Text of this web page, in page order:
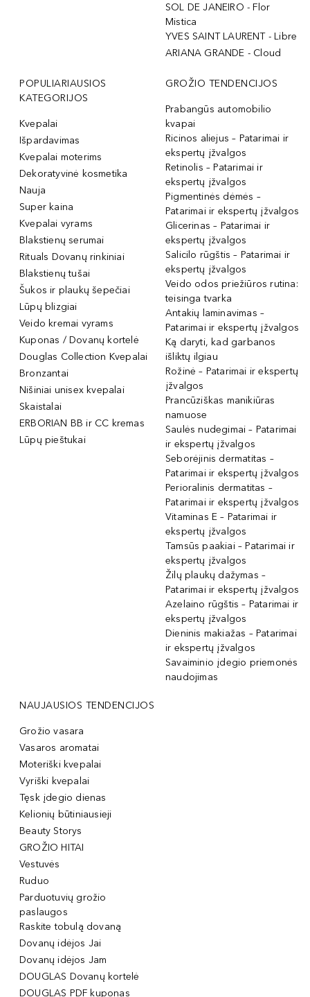
SOL DE JANEIRO - Flor
Mistica
YVES SAINT LAURENT - Libre
ARIANA GRANDE - Cloud
POPULIARIAUSIOS
KATEGORIJOS
Kvepalai
Išpardavimas
Kvepalai moterims
Dekoratyvinė kosmetika
Nauja
Super kaina
Kvepalai vyrams
Blakstienų serumai
Rituals Dovanų rinkiniai
Blakstienų tušai
Šukos ir plaukų šepečiai
Lūpų blizgiai
Veido kremai vyrams
Kuponas / Dovanų kortelė
Douglas Collection Kvepalai
Bronzantai
Nišiniai unisex kvepalai
Skaistalai
ERBORIAN BB ir CC kremas
Lūpų pieštukai
GROŽIO TENDENCIJOS
Prabangūs automobilio
kvapai
Ricinos aliejus – Patarimai ir
ekspertų įžvalgos
Retinolis – Patarimai ir
ekspertų įžvalgos
Pigmentinės dėmės –
Patarimai ir ekspertų įžvalgos
Glicerinas – Patarimai ir
ekspertų įžvalgos
Salicilo rūgštis – Patarimai ir
ekspertų įžvalgos
Veido odos priežiūros rutina:
teisinga tvarka
Antakių laminavimas –
Patarimai ir ekspertų įžvalgos
Ką daryti, kad garbanos
išliktų ilgiau
Rožinė – Patarimai ir ekspertų
įžvalgos
Prancūziškas manikiūras
namuose
Saulės nudegimai – Patarimai
ir ekspertų įžvalgos
Seborėjinis dermatitas –
Patarimai ir ekspertų įžvalgos
Perioralinis dermatitas –
Patarimai ir ekspertų įžvalgos
Vitaminas E – Patarimai ir
ekspertų įžvalgos
Tamsūs paakiai – Patarimai ir
ekspertų įžvalgos
Žilų plaukų dažymas –
Patarimai ir ekspertų įžvalgos
Azelaino rūgštis – Patarimai ir
ekspertų įžvalgos
Dieninis makiažas – Patarimai
ir ekspertų įžvalgos
Savaiminio įdegio priemonės
naudojimas
NAUJAUSIOS TENDENCIJOS
Grožio vasara
Vasaros aromatai
Moteriški kvepalai
Vyriški kvepalai
Tęsk įdegio dienas
Kelionių būtiniausieji
Beauty Storys
GROŽIO HITAI
Vestuvės
Ruduo
Parduotuvių grožio
paslaugos
Raskite tobulą dovaną
Dovanų idėjos Jai
Dovanų idėjos Jam
DOUGLAS Dovanų kortelė
DOUGLAS PDF kuponas